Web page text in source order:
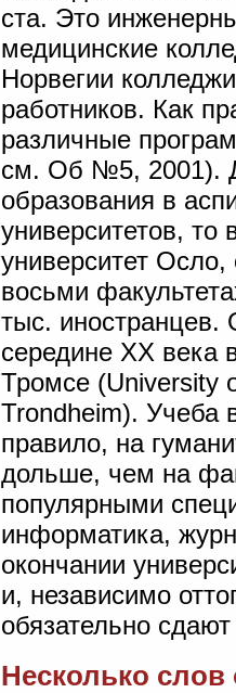
ста. Это
медицинские
Норвегии
работников. Как
различные
см. Об №5, 2001).
образования в
университетов,
университет Осло,
восьми
тыс. иностранцев.
середине XX века
Тромсе (University
Trondheim). Учеба
правило, на
дольше, чем на
популярными
информатика,
окончании
и, независимо
обязательно
Несколько слов